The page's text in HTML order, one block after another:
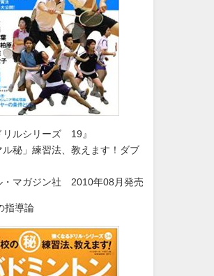
リルシリーズ 19』
ル秘」練習法、教えます！ダブ
・マガジン社 2010年08月発売
指導論